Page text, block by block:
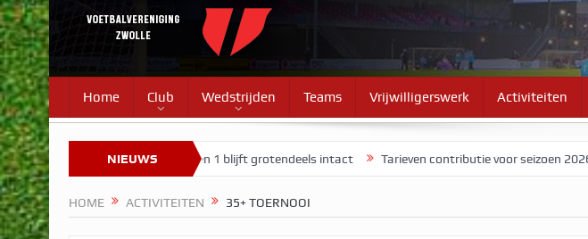
Home Club Wedstrijden Teams Vrijwilligerswerk Activiteiten
NIEUWS
7 Selectie Vrouwen 1 blijft grotendeels intact Tarieven contributie voor seizoen 2026/2027
HOME ACTIVITEITEN 35+ TOERNOOI